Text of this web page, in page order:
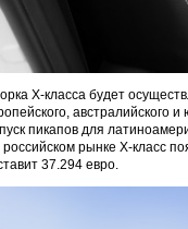
X-класса будет
австралийского
пикапов для
рынке X-класс
37.294 евро.